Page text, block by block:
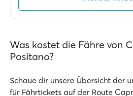
Was kostet die Fähre von
Positano?
Schaue dir unsere Übersicht der
für Fährtickets auf der Route